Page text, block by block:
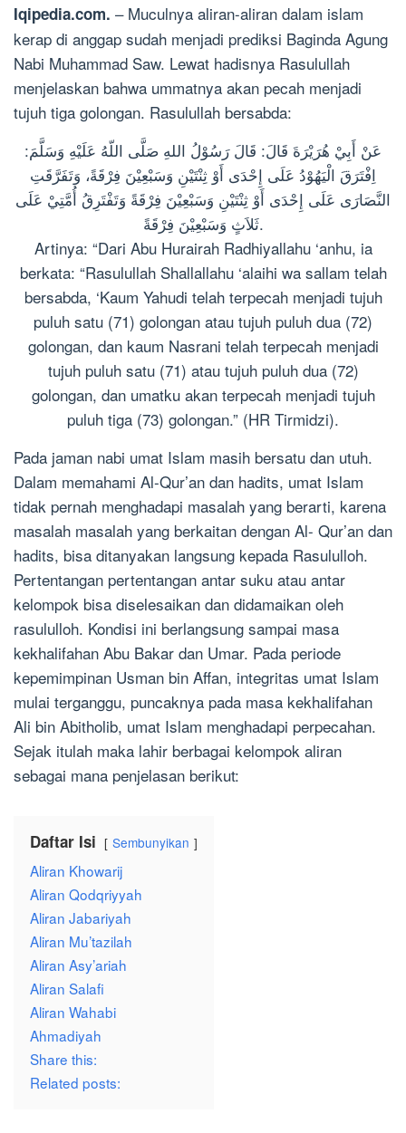
Iqipedia.com. – Muculnya aliran-aliran dalam islam
kerap di anggap sudah menjadi prediksi Baginda Agung
Nabi Muhammad Saw. Lewat hadisnya Rasulullah
menjelaskan bahwa ummatnya akan pecah menjadi
tujuh tiga golongan. Rasulullah bersabda:
عَنْ أَبِيْ هُرَيْرَةَ قَالَ: قَالَ رَسُوْلُ اللهِ صَلَّى اللّهُ عَلَيْهِ وَسَلَّمَ:
اِفْتَرَقَ الْيَهُوْدُ عَلَى إِحْدَى أَوْ ثِنْتَيْنِ وَسَبْعِيْنَ فِرْقَةً، وَتَفَرَّقَتِ
النَّصَارَى عَلَى إِحْدَى أَوْ ثِنْتَيْنِ وَسَبْعِيْنَ فِرْقَةً وَتَفْتَرِقُ أُمَّتِيْ عَلَى
ثَلاَثٍ وَسَبْعِيْنَ فِرْقَةً.
Artinya: “Dari Abu Hurairah Radhiyallahu ‘anhu, ia
berkata: “Rasulullah Shallallahu ‘alaihi wa sallam telah
bersabda, ‘Kaum Yahudi telah terpecah menjadi tujuh
puluh satu (71) golongan atau tujuh puluh dua (72)
golongan, dan kaum Nasrani telah terpecah menjadi
tujuh puluh satu (71) atau tujuh puluh dua (72)
golongan, dan umatku akan terpecah menjadi tujuh
puluh tiga (73) golongan.” (HR Tirmidzi).
Pada jaman nabi umat Islam masih bersatu dan utuh.
Dalam memahami Al-Qur’an dan hadits, umat Islam
tidak pernah menghadapi masalah yang berarti, karena
masalah masalah yang berkaitan dengan Al- Qur’an dan
hadits, bisa ditanyakan langsung kepada Rasululloh.
Pertentangan pertentangan antar suku atau antar
kelompok bisa diselesaikan dan didamaikan oleh
rasululloh. Kondisi ini berlangsung sampai masa
kekhalifahan Abu Bakar dan Umar. Pada periode
kepemimpinan Usman bin Affan, integritas umat Islam
mulai terganggu, puncaknya pada masa kekhalifahan
Ali bin Abitholib, umat Islam menghadapi perpecahan.
Sejak itulah maka lahir berbagai kelompok aliran
sebagai mana penjelasan berikut:
Daftar Isi Sembunyikan
Aliran Khowarij
Aliran Qodqriyyah
Aliran Jabariyah
Aliran Mu’tazilah
Aliran Asy’ariah
Aliran Salafi
Aliran Wahabi
Ahmadiyah
Share this:
Related posts: